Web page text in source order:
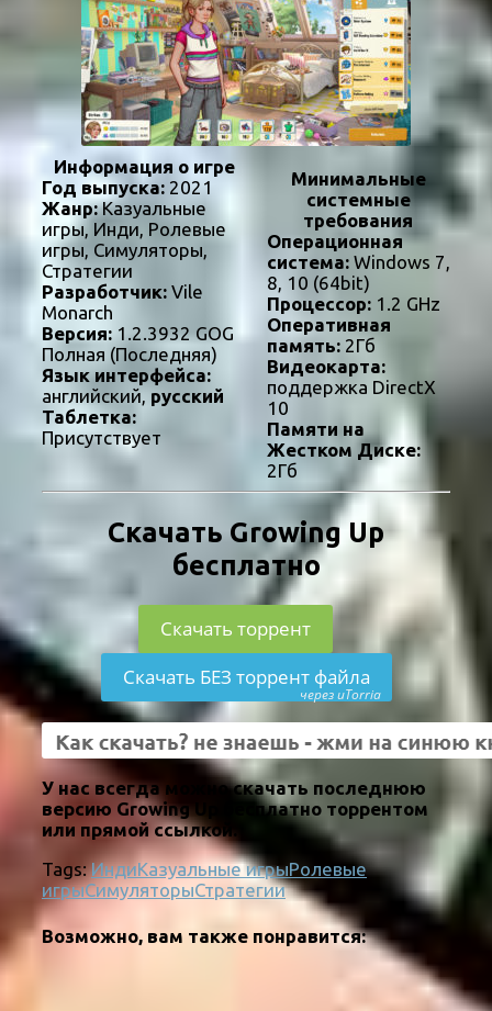
Информация о игре
Год выпуска: 2021
Жанр:Казуальные
игры, Инди, Ролевые
игры, Симуляторы,
Стратегии
Разработчик: Vile
Monarch
Версия: 1.2.3932 GOG
Полная (Последняя)
Язык интерфейса:
английский, русский
Таблетка:
Присутствует
Минимальные
системные
требования
Операционная
система:Windows 7,
8, 10 (64bit)
Процессор:1.2 GHz
Оперативная
память:2Гб
Видеокарта:
поддержка DirectX
10
Памяти на
Жестком Диске:
2Гб
Скачать Growing Up
бесплатно
Скачать торрент
Скачать БЕЗ торрент файла
через uTorria
У нас всегда можно скачать последнюю
версию Growing Up бесплатно торрентом
или прямой ссылкой.
Tags: ИндиКазуальные игрыРолевые
игрыСимуляторыСтратегии
Возможно, вам также понравится: